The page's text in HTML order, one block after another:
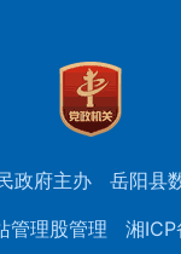
政府主办
岳阳县
管理股管理
湘